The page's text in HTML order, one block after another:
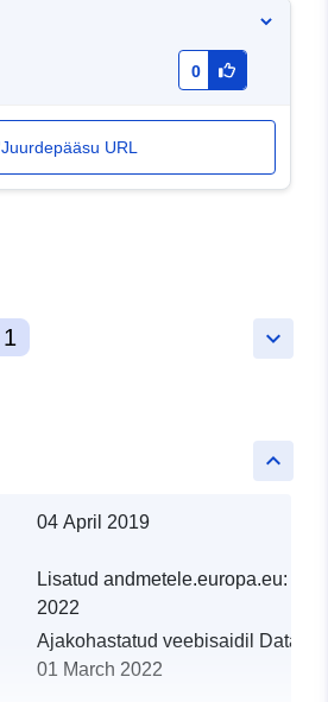
0
Juurdepääsu URL
keyboard_arrow_down
1
keyboard_arrow_up
04 April 2019
Lisatud andmetele.europa.eu:
2022
Ajakohastatud veebisaidil
01 March 2022